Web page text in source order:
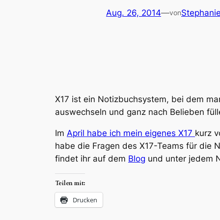
Aug. 26, 2014—von
X17 ist ein Notizbuchsystem, bei dem
auswechseln und ganz nach Belieben
Im April habe ich mein eigenes X17 kurz
habe die Fragen des X17-Teams für die
findet ihr auf dem Blog und unter jedem
Teilen mit:
Drucken